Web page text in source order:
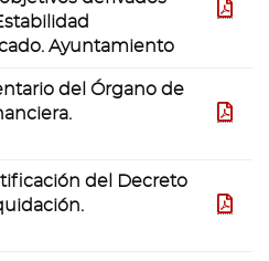
Ayuntamiento
del Órgano de
del Decreto